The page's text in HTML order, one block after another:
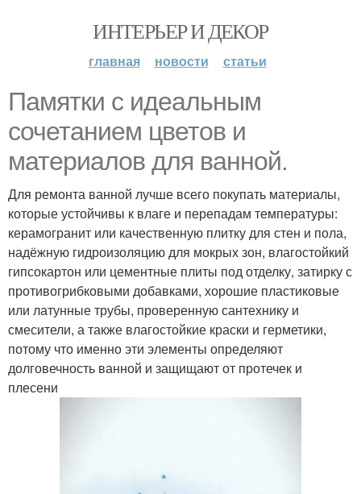
ИНТЕРЬЕР И ДЕКОР
главная новости статьи
Памятки с идеальным
сочетанием цветов и
материалов для ванной.
Для ремонта ванной лучше всего покупать материалы,
которые устойчивы к влаге и перепадам температуры:
керамогранит или качественную плитку для стен и пола,
надёжную гидроизоляцию для мокрых зон, влагостойкий
гипсокартон или цементные плиты под отделку, затирку с
противогрибковыми добавками, хорошие пластиковые
или латунные трубы, проверенную сантехнику и
смесители, а также влагостойкие краски и герметики,
потому что именно эти элементы определяют
долговечность ванной и защищают от протечек и
плесени